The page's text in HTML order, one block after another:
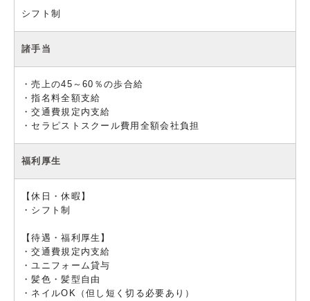
シフト制
諸手当
・売上の45～60％の歩合給
・指名料全額支給
・交通費規定内支給
・セラピストスクール費用全額会社負担
福利厚生
【休日・休暇】
・シフト制
【待遇・福利厚生】
・交通費規定内支給
・ユニフォーム貸与
・髪色・髪型自由
・ネイルOK（但し短く切る必要あり）